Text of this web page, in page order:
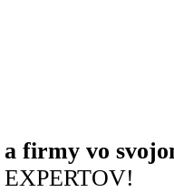
firmy vo